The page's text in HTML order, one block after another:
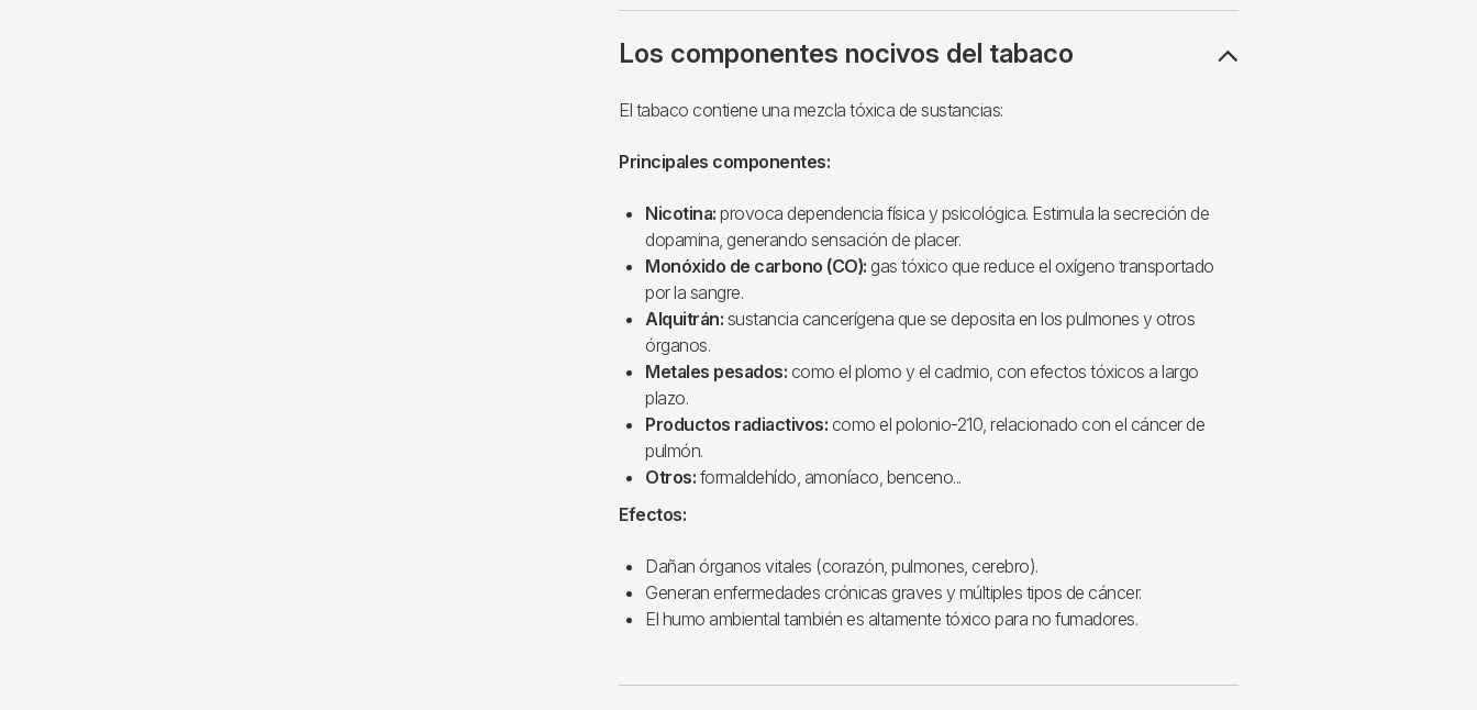
Los componentes nocivos del tabaco
El tabaco contiene una mezcla tóxica de sustancias:
Principales componentes:
Nicotina: provoca dependencia física y psicológica. Estimula la secreción de
dopamina, generando sensación de placer.
Monóxido de carbono (CO): gas tóxico que reduce el oxígeno transportado
por la sangre.
Alquitrán: sustancia cancerígena que se deposita en los pulmones y otros
órganos.
Metales pesados: como el plomo y el cadmio, con efectos tóxicos a largo
plazo.
Productos radiactivos: como el polonio-210, relacionado con el cáncer de
pulmón.
Otros: formaldehído, amoníaco, benceno...
Efectos:
Dañan órganos vitales (corazón, pulmones, cerebro).
Generan enfermedades crónicas graves y múltiples tipos de cáncer.
El humo ambiental también es altamente tóxico para no fumadores.